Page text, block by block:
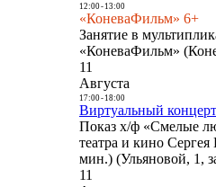
12:00- 13:00
«КоневаФильм» 6+
Занятие в
«КоневаФильм»
11
Августа
17:00- 18:00
Виртуальный
Показ х/ф «Смелые
театра и кино
мин.) (Ульяновой, 1,
11